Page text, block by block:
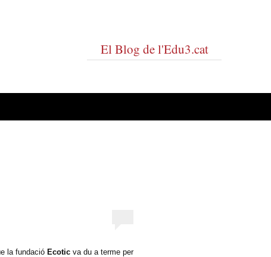
El Blog de l'Edu3.cat
la fundació Ecotic va du a terme per